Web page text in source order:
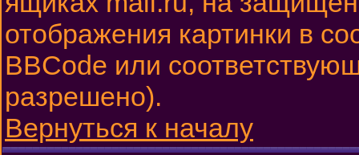
отображения картинки в
BBCode или
разрешено).
Вернуться к началу